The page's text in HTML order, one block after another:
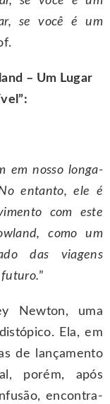
se você é um
– Um Lugar
em nosso longa-
entanto, ele é
com este
como um
das viagens
futuro.”
Newton, uma
Ela, em
de lançamento
porém, após
encontra-